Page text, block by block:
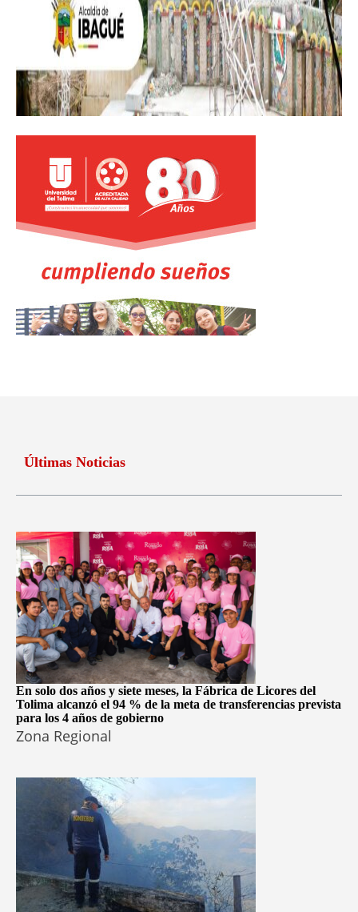
Últimas Noticias
En solo dos años y siete meses, la Fábrica de Licores del
Tolima alcanzó el 94 % de la meta de transferencias prevista
para los 4 años de gobierno
Zona Regional